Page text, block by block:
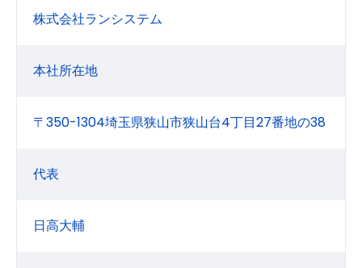
株式会社ランシステム
本社所在地
〒350-1304埼玉県狭山市狭山台4丁目27番地の38
代表
日高大輔